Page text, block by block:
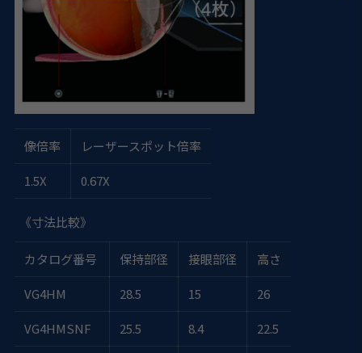
像倍率 レーザースポット倍率
1.5X 0.67X
《寸法比較》
カタログ番号 保持部径 接眼部径 高さ
VG4HM 28.5 15 26
VG4HMSNF 25.5 8.4 22.5